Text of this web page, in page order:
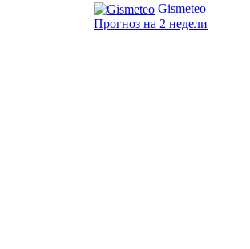
Gismeteo
Прогноз на 2 недели